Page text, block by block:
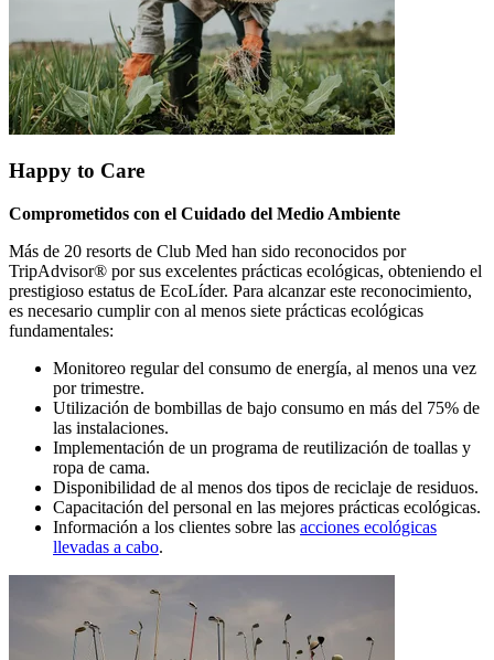
Happy to Care
Comprometidos con el Cuidado del Medio Ambiente
Más de 20 resorts de Club Med han sido reconocidos por
TripAdvisor®️ por sus excelentes prácticas ecológicas, obteniendo el
prestigioso estatus de EcoLíder. Para alcanzar este reconocimiento,
es necesario cumplir con al menos siete prácticas ecológicas
fundamentales:
Monitoreo regular del consumo de energía, al menos una vez
por trimestre.
Utilización de bombillas de bajo consumo en más del 75% de
las instalaciones.
Implementación de un programa de reutilización de toallas y
ropa de cama.
Disponibilidad de al menos dos tipos de reciclaje de residuos.
Capacitación del personal en las mejores prácticas ecológicas.
Información a los clientes sobre las acciones ecológicas
llevadas a cabo.